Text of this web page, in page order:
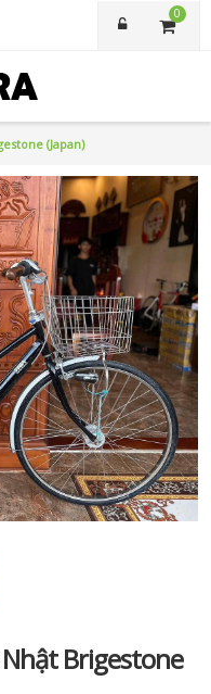
0
(Japan)
Nhật Brigestone